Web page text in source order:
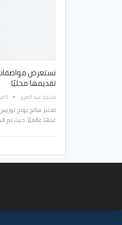
تقديمها محليًا
محمد عبد العزيز 5 فبراير 2023
تعتبر سانج يونج
عنها عالميًا، حيث تم